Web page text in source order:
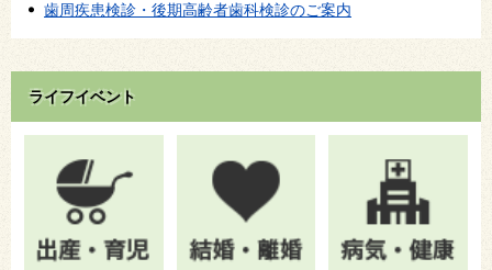
歯周疾患検診・後期高齢者歯科検診のご案内
ライフイベント